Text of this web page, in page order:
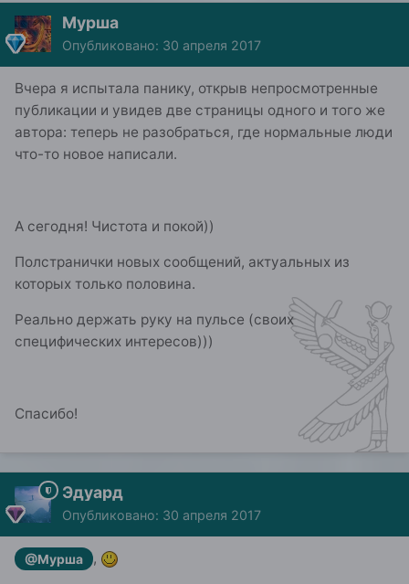
Мурша
Опубликовано: 30 апреля 2017
Вчера я испытала панику, открыв непросмотренные
публикации и увидев две страницы одного и того же
автора: теперь не разобраться, где нормальные люди
что-то новое написали.
А сегодня! Чистота и покой))
Полстранички новых сообщений, актуальных из
которых только половина.
Реально держать руку на пульсе (своих
специфических интересов)))
Спасибо!
Эдуард
Опубликовано: 30 апреля 2017
@Мурша ,